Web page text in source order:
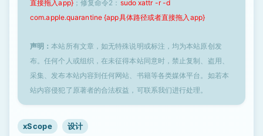
直接拖入app}；修复命令2： sudo xattr -r -d
com.apple.quarantine {app具体路径或者直接拖入app}
声明：本站所有文章，如无特殊说明或标注，均为本站原创发
布。任何个人或组织，在未征得本站同意时，禁止复制、盗用、
采集、发布本站内容到任何网站、书籍等各类媒体平台。如若本
站内容侵犯了原著者的合法权益，可联系我们进行处理。
xScope 设计